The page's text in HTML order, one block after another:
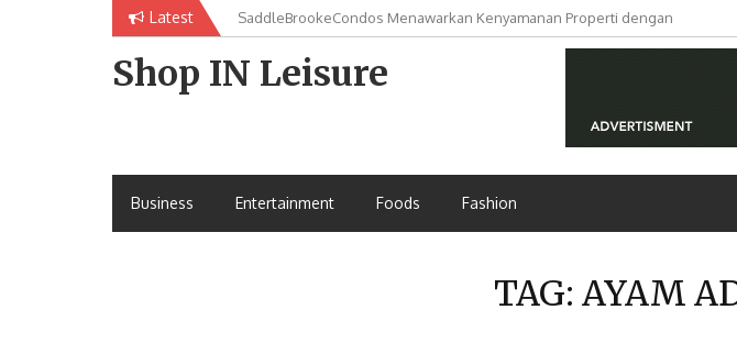
Latest
SaddleBrookeCondos Menawarkan Kenyamanan Properti dengan
Desain Modern
ARESGACOR Menghadirkan Ruang Digital dengan Konsep Unik
Shop IN Leisure
Business Entertainment Foods Fashion
TAG: AYAM